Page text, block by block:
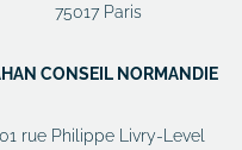
75017 Paris
CONSEIL NORMANDIE
rue Philippe Livry-Level